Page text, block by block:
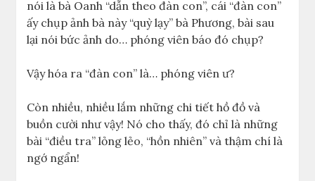
nói là bà Oanh “dẫn theo đàn con”, cái “đàn con”
ấy chụp ảnh bà này “quỳ lạy” bà Phương, bài sau
lại nói bức ảnh do… phóng viên báo đó chụp?
Vậy hóa ra “đàn con” là… phóng viên ư?
Còn nhiều, nhiều lắm những chi tiết hồ đồ và
buồn cười như vậy! Nó cho thấy, đó chỉ là những
bài “điều tra” lỏng lẻo, “hồn nhiên” và thậm chí là
ngớ ngẩn!